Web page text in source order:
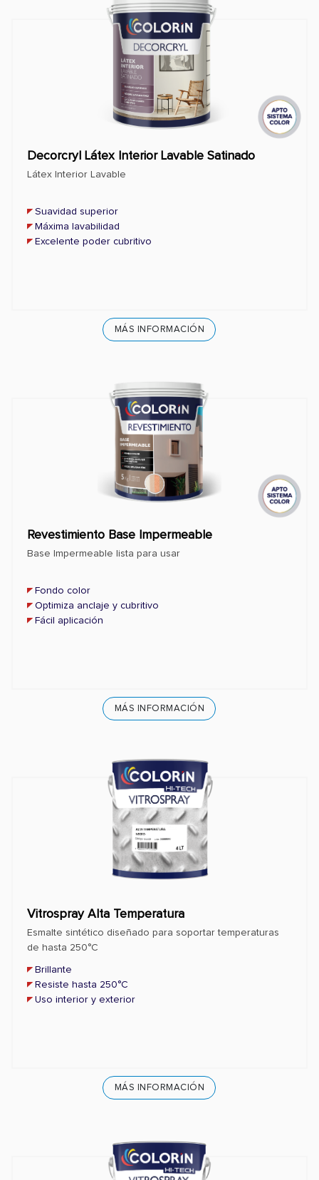
Decorcryl Látex Interior Lavable Satinado
Látex Interior Lavable
Suavidad superior
Máxima lavabilidad
Excelente poder cubritivo
MÁS INFORMACIÓN
Revestimiento Base Impermeable
Base Impermeable lista para usar
Fondo color
Optimiza anclaje y cubritivo
Fácil aplicación
MÁS INFORMACIÓN
Vitrospray Alta Temperatura
Esmalte sintético diseñado para soportar temperaturas
de hasta 250°C
Brillante
Resiste hasta 250°C
Uso interior y exterior
MÁS INFORMACIÓN